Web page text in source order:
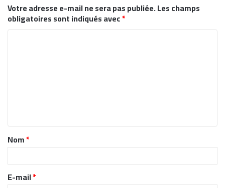
Votre adresse e-mail ne sera pas publiée.Les champs
obligatoires sont indiqués avec*
t
a
r
Nom*
E-mail*